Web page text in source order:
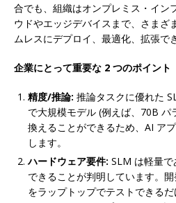
合でも、組織はオンプレミス・イン
ウドやエッジデバイスまで、さまざ
ムレスにデプロイ、最適化、拡張で
企業にとって重要な 2 つのポイント
精度/推論: 推論タスクに優れた
で大規模モデル (例えば、70B パ
換えることができるため、AI ア
します。
ハードウェア要件: SLM は軽量
できることが判明しています。
をラップトップでテストできる